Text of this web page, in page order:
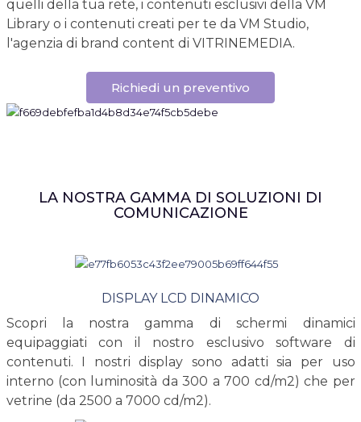
quelli della tua rete, i contenuti esclusivi della VM
Library o i contenuti creati per te da VM Studio,
l'agenzia di brand content di VITRINEMEDIA.
Richiedi un preventivo
LA NOSTRA GAMMA DI SOLUZIONI DI
COMUNICAZIONE
DISPLAY LCD DINAMICO
Scopri la nostra gamma di schermi dinamici
equipaggiati con il nostro esclusivo software di
contenuti. I nostri display sono adatti sia per uso
interno (con luminosità da 300 a 700 cd/m2) che per
vetrine (da 2500 a 7000 cd/m2).